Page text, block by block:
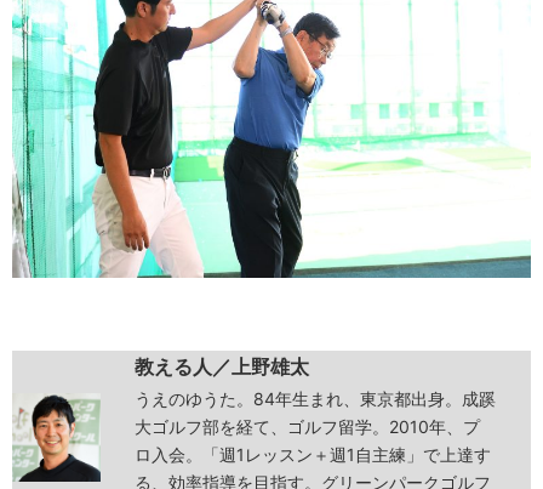
教える人／上野雄太
うえのゆうた。84年生まれ、東京都出身。成蹊
大ゴルフ部を経て、ゴルフ留学。2010年、プ
ロ入会。「週1レッスン＋週1自主練」で上達す
る、効率指導を目指す。グリーンパークゴルフ